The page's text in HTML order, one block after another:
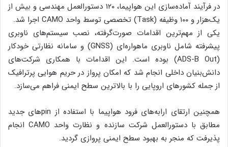
در فرآیند آماده‌سازی این هواپیما، ۱۲۰ دستورالعمل مهندسی و بیش از
یک‌هزار و ۱۰۰ وظیفه (Task) تخصصی توسط واحد CAMO اجرا شد.
یکی از مهم‌ترین اقدامات صورت‌گرفته، نصب سیستم‌های ناوبری
پیشرفته شامل ناوبری ماهواره‌ای (GNSS) و سامانه نظارتی خودکار
(ADS-B Out) بوده است. این اقدامات با همکاری شرکت‌های
دانش‌بنیان داخلی انجام شد که امکان پرواز در حریم هوایی پرترافیک
از جمله کشورهای اروپایی را با بالاترین سطح ایمنی فراهم می‌سازد.
همچنین ارتقای ارابه‌های فرود هواپیما با استفاده از pinهای جدید
مطابق با دستورالعمل شرکت سازنده و نظارت واحد CAMO انجام
پذیرفت که منجر به بهبود سطح ایمنی پروازی گردید.